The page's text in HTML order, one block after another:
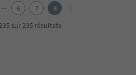
... 6 7
8
sur 235 résultats